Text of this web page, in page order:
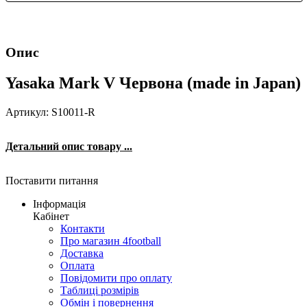
Опис
Yasaka Mark V Червона (made in Japan)
Артикул: S10011-R
Детальний опис товару ...
Поставити питання
Інформація
Кабінет
Контакти
Про магазин 4football
Доставка
Оплата
Повідомити про оплату
Таблиці розмірів
Обмін і повернення